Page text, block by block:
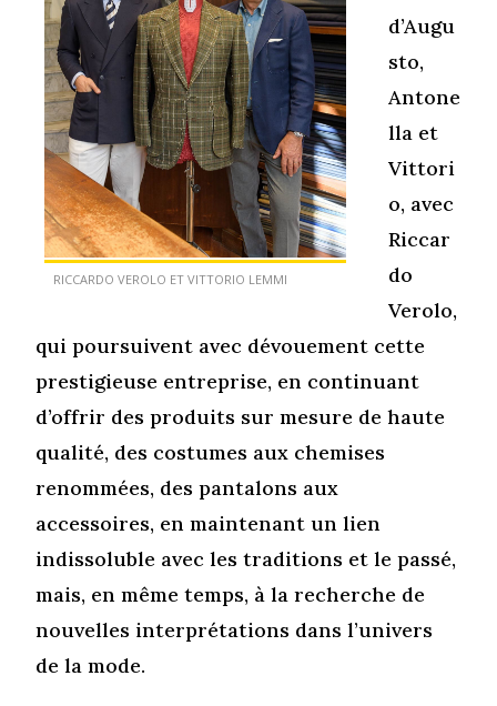
RICCARDO VEROLO ET VITTORIO LEMMI
d’Augu
sto,
Antone
lla et
Vittori
o, avec
Riccar
do
Verolo,
qui poursuivent avec dévouement cette
prestigieuse entreprise, en continuant
d’offrir des produits sur mesure de haute
qualité, des costumes aux chemises
renommées, des pantalons aux
accessoires, en maintenant un lien
indissoluble avec les traditions et le passé,
mais, en même temps, à la recherche de
nouvelles interprétations dans l’univers
de la mode.